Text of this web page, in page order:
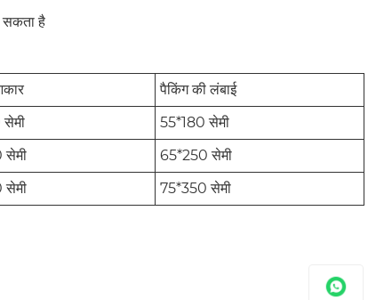
सकता है
पैकिंग की लंबाई
55*180 सेमी
65*250 सेमी
75*350 सेमी